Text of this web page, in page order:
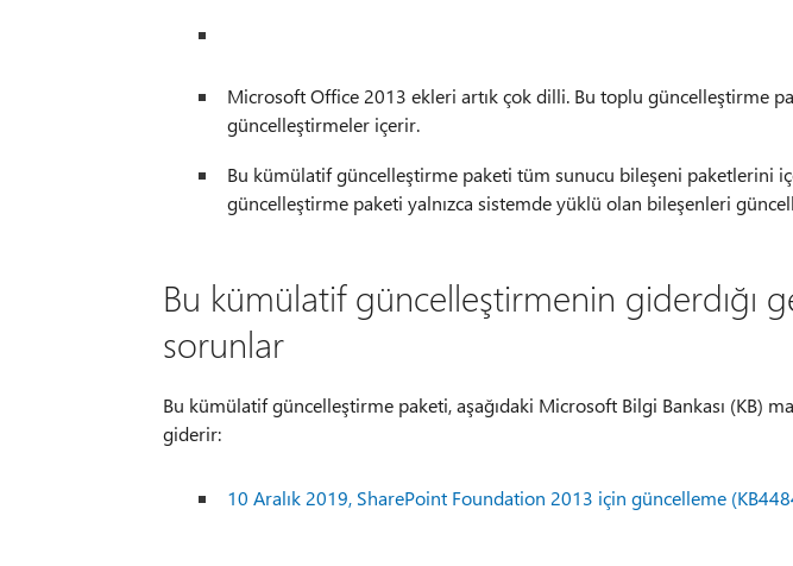
Microsoft Office 2013 ekleri artık çok dilli. Bu toplu güncelleştirme
güncelleştirmeler içerir.
Bu kümülatif güncelleştirme paketi tüm sunucu bileşeni paketlerini
güncelleştirme paketi yalnızca sistemde yüklü olan bileşenleri
Bu kümülatif güncelleştirmenin giderdığı
sorunlar
Bu kümülatif güncelleştirme paketi, aşağıdaki Microsoft Bilgi Bankası (KB)
giderir:
10 Aralık 2019, SharePoint Foundation 2013 için güncelleme